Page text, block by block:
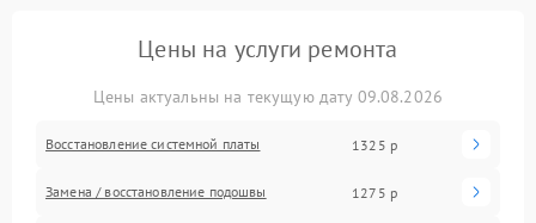
Цены на услуги ремонта
Цены актуальны на текущую дату 09.08.2026
Восстановление системной платы 1325 р
Замена / восстановление подошвы 1275 р